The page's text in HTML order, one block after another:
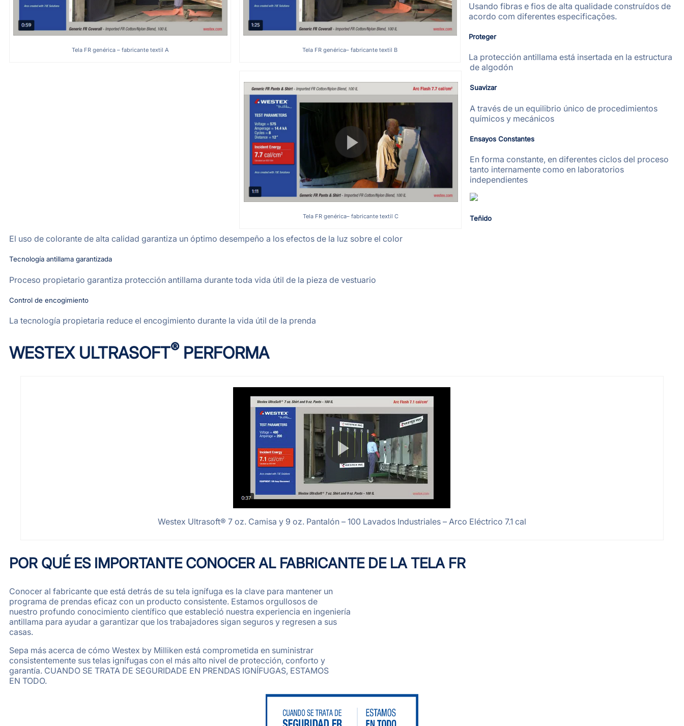
Tela FR genérica – fabricante textil A Tela FR genérica– fabricante textil B
Tela FR genérica– fabricante textil C
Usando fibras e fios de alta qualidade construídos de
acordo com diferentes especificações.
Proteger
La protección antillama está insertada en la estructura
de algodón
Suavizar
A través de un equilibrio único de procedimientos
químicos y mecánicos
Ensayos Constantes
En forma constante, en diferentes ciclos del proceso
tanto internamente como en laboratorios
independientes
Teñido
El uso de colorante de alta calidad garantiza un óptimo desempeño a los efectos de la luz sobre el color
Tecnología antillama garantizada
Proceso propietario garantiza protección antillama durante toda vida útil de la pieza de vestuario
Control de encogimiento
La tecnología propietaria reduce el encogimiento durante la vida útil de la prenda
WESTEX ULTRASOFT®PERFORMA
Westex Ultrasoft® 7 oz. Camisa y 9 oz. Pantalón – 100 Lavados Industriales – Arco Eléctrico 7.1 cal
POR QUÉ ES IMPORTANTE CONOCER AL FABRICANTE DE LA TELA FR
Conocer al fabricante que está detrás de su tela ignífuga es la clave para mantener un
programa de prendas eficaz con un producto consistente. Estamos orgullosos de
nuestro profundo conocimiento científico que estableció nuestra experiencia en ingeniería
antillama para ayudar a garantizar que los trabajadores sigan seguros y regresen a sus
casas.
Sepa más acerca de cómo Westex by Milliken está comprometida en suministrar
consistentemente sus telas ignífugas con el más alto nivel de protección, conforto y
garantía. CUANDO SE TRATA DE SEGURIDADE EN PRENDAS IGNÍFUGAS, ESTAMOS
EN TODO.